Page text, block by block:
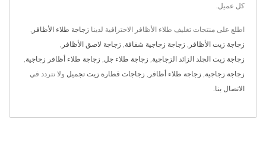
كل عميل.
اطلع على منتجات تغليف طلاء الأظافر الاحترافية لدينا زجاجة طلاء الأظافر
زجاجة زيت الأظافر زجاجة زجاجية شفافة زجاجة لاصق الأظافر
زجاجة زيت الجلد الزائد الزجاجية زجاجة طلاء جل زجاجة طلاء أظافر زجاجية
زجاجة زجاجية زجاجة طلاء أظافر زجاجات قطارة زيت تجميل ولا تتردد في
الاتصال بنا